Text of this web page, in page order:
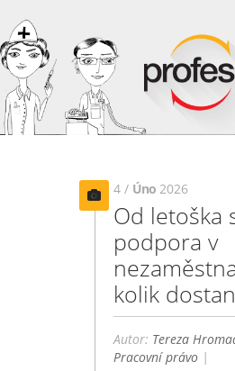
4 / Úno 2026
Od letoška
podpora v
kolik
Autor: Tereza
Pracovní právo |